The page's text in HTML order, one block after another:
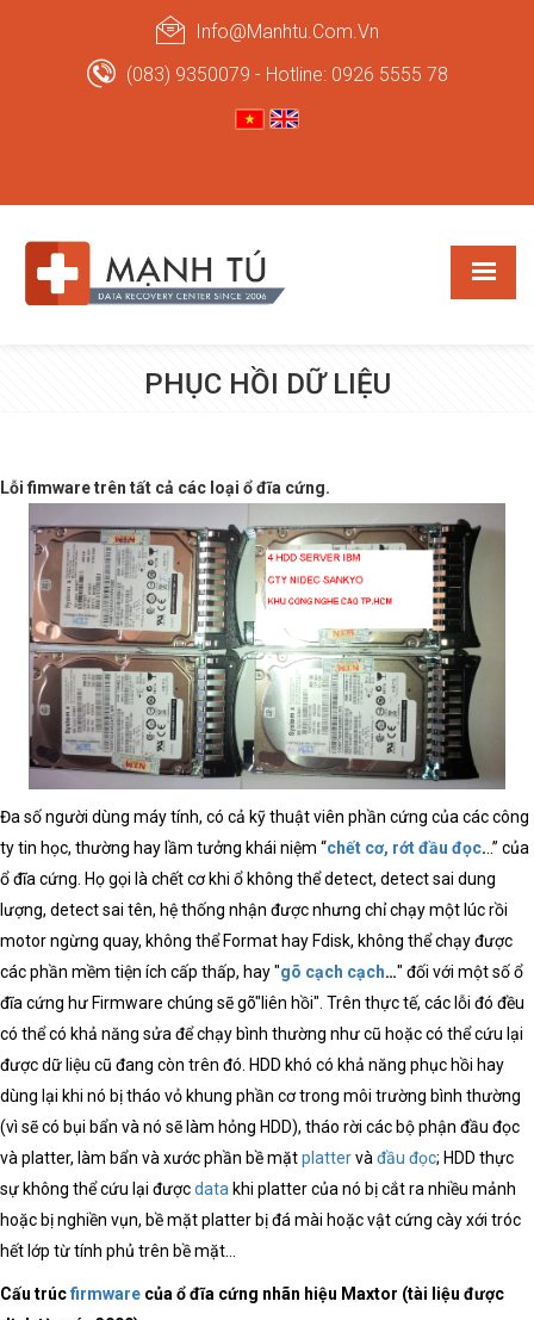
Info@manhtu.com.vn
(083) 9350079 - Hotline: 0926 5555 78
PHỤC HỒI DỮ LIỆU
Lỗi fimware trên tất cả các loại ổ đĩa cứng.
Đa số người dùng máy tính, có cả kỹ thuật viên phần cứng của các công
ty tin học, thường hay lầm tưởng khái niệm “chết cơ, rớt đầu đọc...” của
ổ đĩa cứng. Họ gọi là chết cơ khi ổ không thể detect, detect sai dung
lượng, detect sai tên, hệ thống nhận được nhưng chỉ chạy một lúc rồi
motor ngừng quay, không thể Format hay Fdisk, không thể chạy được
các phần mềm tiện ích cấp thấp, hay "gõ cạch cạch…" đối với một số ổ
đĩa cứng hư Firmware chúng sẽ gõ"liên hồi". Trên thực tế, các lỗi đó đều
có thể có khả năng sửa để chạy bình thường như cũ hoặc có thể cứu lại
được dữ liệu cũ đang còn trên đó. HDD khó có khả năng phục hồi hay
dùng lại khi nó bị tháo vỏ khung phần cơ trong môi trường bình thường
(vì sẽ có bụi bẩn và nó sẽ làm hỏng HDD), tháo rời các bộ phận đầu đọc
và platter, làm bẩn và xước phần bề mặtplattervàđầu đọc; HDD thực
sự không thể cứu lại đượcdata khi platter của nó bị cắt ra nhiều mảnh
hoặc bị nghiền vụn, bề mặt platter bị đá mài hoặc vật cứng cày xới tróc
hết lớp từ tính phủ trên bề mặt…
Cấu trúcfirmware của ổ đĩa cứng nhãn hiệu Maxtor (tài liệu được